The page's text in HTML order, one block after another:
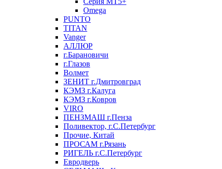
Omega
PUNTO
TITAN
Vanger
АЛЛЮР
г.Барановичи
г.Глазов
Волмет
ЗЕНИТ г.Дмитровград
КЭМЗ г.Калуга
КЭМЗ г.Ковров
VIRO
ПЕНЗМАШ г.Пенза
Поливектор, г.С.Петербург
Прочие, Китай
ПРОСАМ г.Рязань
РИГЕЛЬ г.С.Петербург
Евродверь